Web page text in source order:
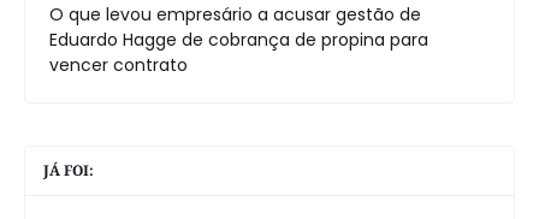
O que levou empresário a acusar gestão de
Eduardo Hagge de cobrança de propina para
vencer contrato
JÁ FOI: